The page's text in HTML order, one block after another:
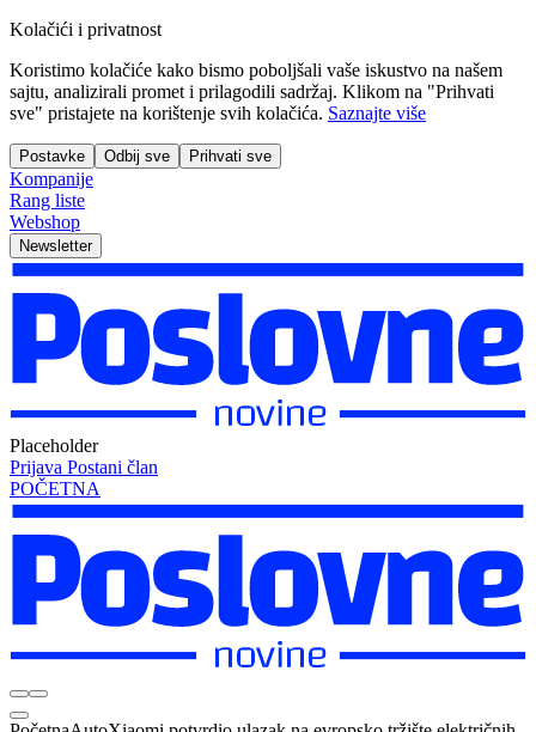
Kolačići i privatnost
Koristimo kolačiće kako bismo poboljšali vaše iskustvo na našem
sajtu, analizirali promet i prilagodili sadržaj. Klikom na "Prihvati
sve" pristajete na korištenje svih kolačića. Saznajte više
Postavke Odbij sve Prihvati sve
Kompanije
Rang liste
Webshop
Newsletter
Placeholder
Prijava Postani član
POČETNA